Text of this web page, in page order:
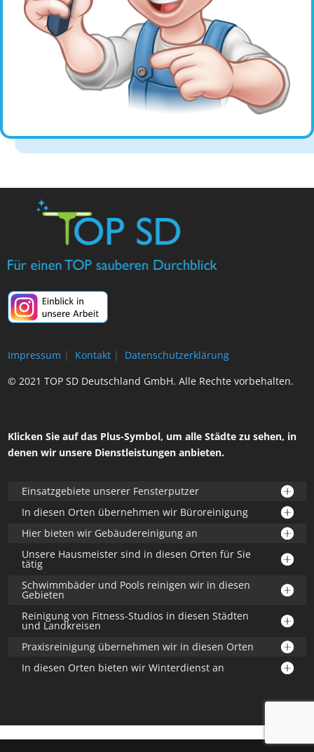
Impressum | Kontakt |
Datenschutzerklärung
© 2021 TOP SD Deutschland GmbH. Alle Rechte vorbehalten.
Klicken Sie auf das Plus-Symbol, um alle Städte zu sehen, in
denen wir unsere Dienstleistungen anbieten.
Einsatzgebiete unserer Fensterputzer
In diesen Orten übernehmen wir Büroreinigung
Hier bieten wir Gebäudereinigung an
Unsere Hausmeister sind in diesen Orten für Sie
tätig
Schwimmbäder und Pools reinigen wir in diesen
Gebieten
Reinigung von Fitness-Studios in diesen Städten
und Landkreisen
Praxisreinigung übernehmen wir in diesen Orten
In diesen Orten bieten wir Winterdienst an